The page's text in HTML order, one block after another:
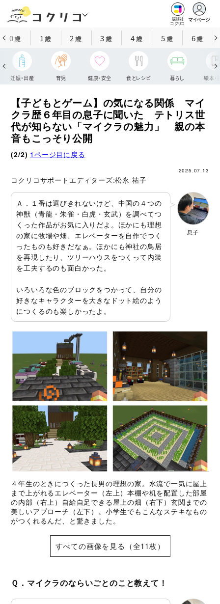
講談社
コクリコ
マイページ
0歳 1歳 2 歳 3歳 4歳 5歳 6歳
妊娠・出産 育児 健康・安全 食とレシピ 暮らし 絵本・
【子どもとゲーム】の気になる関係 マイ
クラ歴６年目の息子に聞いた テトリス世
代が知らない「マイクラの魅力」 親の本
音もこっそり公開
(2/2) 1ページ目に戻る
2025.07.13
コクリコサポートエディターズ:松永 祐子
息子
Ａ．１番は選びきれないけど、中国の４つの
神獣（青龍・朱雀・白虎・玄武）を調べてつ
くった作品がお気に入りだよ。ほかにも理想
の家に牧場や畑、エレベーターを自作でつく
ったものも好きだなぁ。ほかにも神社の鳥居
を再現したり、ツリーハウスをつくって内装
を工夫するのも面白かった。
いろいろな色のブロックをつかって、自分の
好きなキャラクターを大きなドット絵のよう
につくるのも楽しかったよ。
４年生のときにつくった長男の理想の家。水流で一気に屋上
まで上がれるエレベーター（左上）本棚や机を配置した部屋
の内部（右上）自給自足できる屋上の畑（右下）玄関までの
美しいアプローチ（左下）。小学生でもこんなステキなもの
がつくれるんだ、と驚きました。
すべての画像を見る（全11枚）
Ｑ．マイクラのならいごとのこと教えて！